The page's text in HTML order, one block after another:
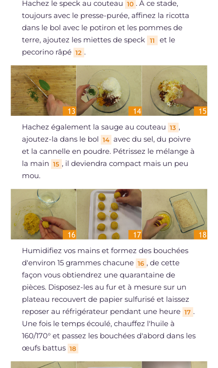
Hachez le speck au couteau 10 . À ce stade,
toujours avec le presse-purée, affinez la ricotta
dans le bol avec le potiron et les pommes de
terre, ajoutez les miettes de speck
11
et le
pecorino râpé 12 .
Hachez également la sauge au couteau 13 ,
ajoutez-la dans le bol 14 avec du sel, du poivre
et la cannelle en poudre. Pétrissez le mélange à
la main 15 , il deviendra compact mais un peu
mou.
Humidifiez vos mains et formez des bouchées
d'environ 15 grammes chacune 16 , de cette
façon vous obtiendrez une quarantaine de
pièces. Disposez-les au fur et à mesure sur un
plateau recouvert de papier sulfurisé et laissez
reposer au réfrigérateur pendant une heure 17 .
Une fois le temps écoulé, chauffez l'huile à
160/170° et passez les bouchées d'abord dans les
œufs battus 18